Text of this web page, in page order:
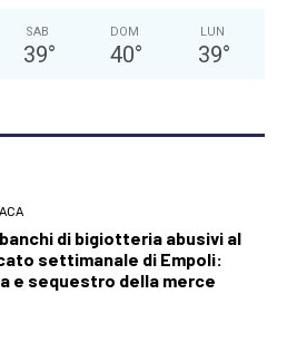
SAB
39°
DOM
40°
LUN
39°
di bigiotteria abusivi al
settimanale di Empoli:
e sequestro della merce